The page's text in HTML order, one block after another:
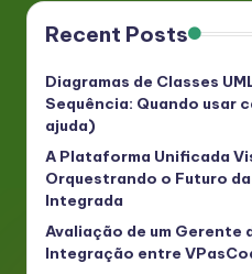
Recent Posts
Diagramas de Classes
Sequência: Quando usar
ajuda)
A Plataforma Unificada
Orquestrando o Futuro
Integrada
Avaliação de um Gerente
Integração entre